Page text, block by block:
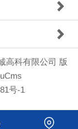
高科有限公司 版
号-1